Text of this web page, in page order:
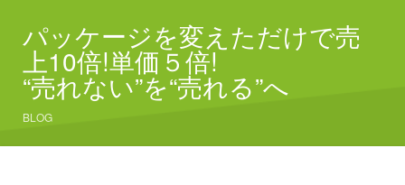
パッケージを変えただけで売
上10倍!単価５倍!
“売れない”を“売れる”へ
BLOG